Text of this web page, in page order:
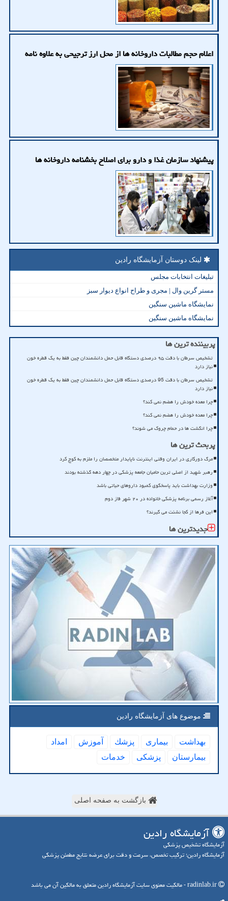
اعلام حجم مطالبات داروخانه ها از محل ارز ترجیحی به علاوه نامه
پیشنهاد سازمان غذا و دارو برای اصلاح بخشنامه داروخانه ها
لینک دوستان آزمایشگاه رادین
تبلیغات انتخابات مجلس
مستر گرین وال | مجری و طراح انواع دیوار سبز
نمایشگاه ماشین سنگین
نمایشگاه ماشین سنگین
پربیننده ترین ها
تشخیص سرطان با دقت ۹۵ درصدی دستگاه قابل حمل دانشمندان چین فقط به یک قطره خون
نیاز دارد
تشخیص سرطان با دقت 95 درصدی دستگاه قابل حمل دانشمندان چین فقط به یک قطره خون
نیاز دارد
چرا معده خودش را هضم نمی کند؟
چرا معده خودش را هضم نمی کند؟
چرا انگشت ها در حمام چروک می شوند؟
پربحث ترین ها
مرگ دورکاری در ایران وقتی اینترنت ناپایدار متخصصان را ملزم به کوچ کرد
رهبر شهید از اصلی ترین حامیان جامعه پزشکی در چهار دهه گذشته بودند
وزارت بهداشت باید پاسخگوی کمبود داروهای حیاتی باشد
آغاز رسمی برنامه پزشکی خانواده در ۲۰ شهر فاز دوم
این فرها از کجا نشئت می گیرند؟
جدیدترین ها
موضوع های آزمایشگاه رادین
بهداشت بیماری پزشك آموزش
امداد
بیمارستان
پزشكی خدمات
بازگشت به صفحه اصلی
آزمایشگاه رادین
آزمایشگاه تشخیص پزشکی
آزمایشگاه رادین؛ ترکیب تخصص، سرعت و دقت برای عرضه نتایج مطمئن پزشکی